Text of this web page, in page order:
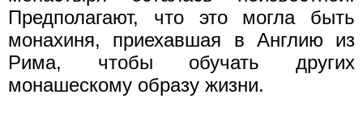
Предполагают, что это могла быть
монахиня, приехавшая в Англию из
Рима, чтобы обучать других
монашескому образу жизни.